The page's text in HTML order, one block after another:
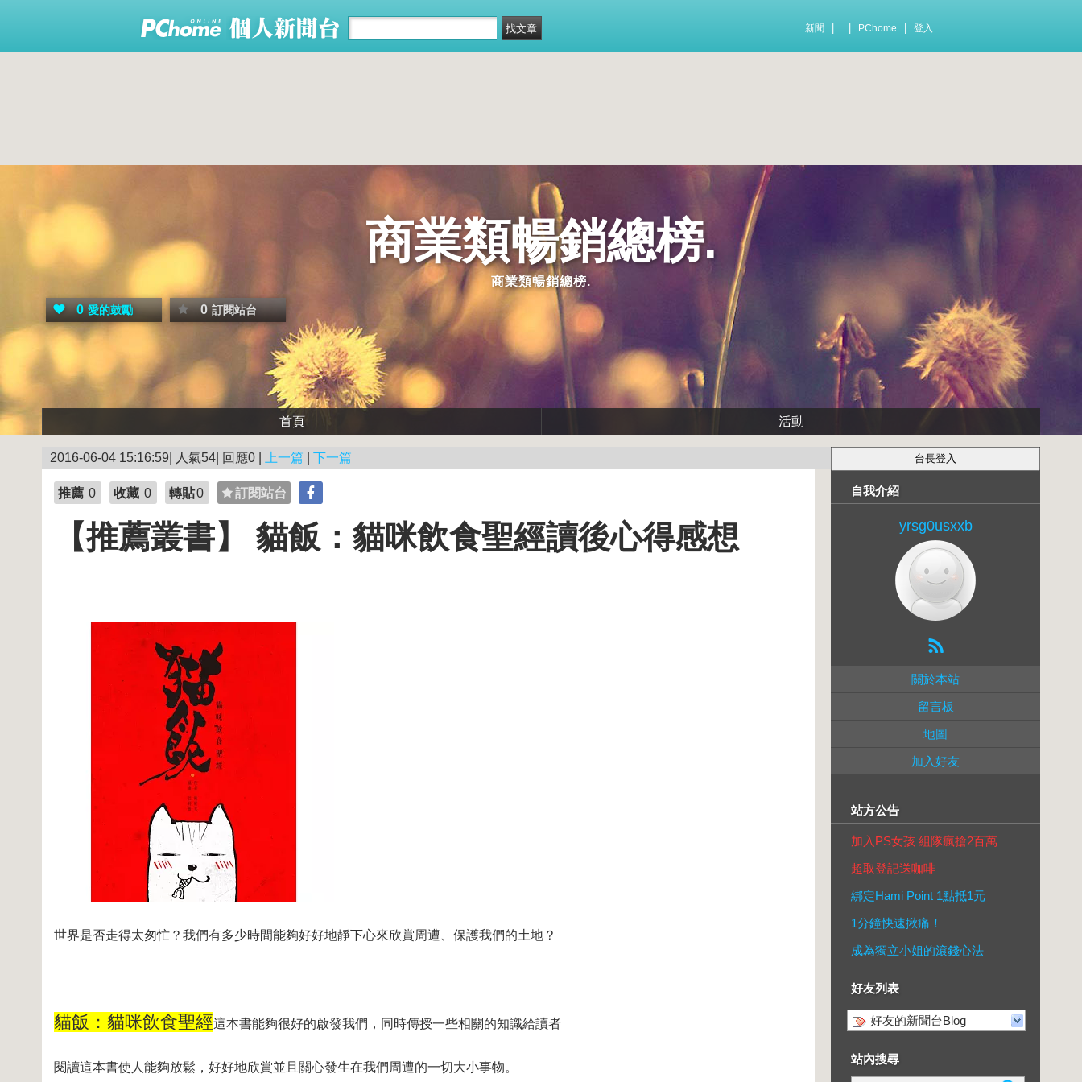
新聞 PChome 登入
商業類暢銷總榜.
商業類暢銷總榜.
0 愛的鼓勵 0 訂閱站台
首頁 活動
2016-06-04 15:16:59| 人氣54| 回應0 | 上一篇 下一篇
推薦 0 收藏 0 轉貼0 訂閱站台
【推薦叢書】 貓飯：貓咪飲食聖經讀後心得感想
世界是否走得太匆忙？我們有多少時間能夠好好地靜下心來欣賞周遭、保護我們的土地？
貓飯：貓咪飲食聖經這本書能夠很好的啟發我們，同時傳授一些相關的知識給讀者
閱讀這本書使人能夠放鬆，好好地欣賞並且關心發生在我們周遭的一切大小事物。
自我介紹
yrsg0usxxb
關於本站
留言板
地圖
加入好友
站方公告
加入PS女孩 組隊瘋搶2百萬
超取登記送咖啡
綁定Hami Point 1點抵1元
1分鐘快速揪痛！
成為獨立小姐的滾錢心法
好友列表
好友的新聞台Blog
站內搜尋